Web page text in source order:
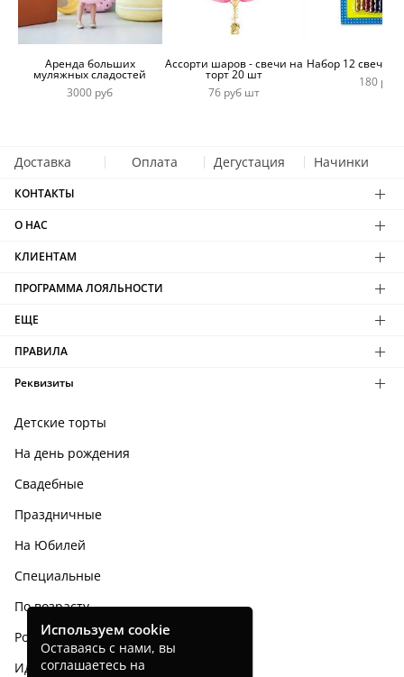
Аренда больших
муляжных сладостей
3000 руб
Ассорти шаров - свечи на
торт 20 шт
76 руб шт
Набор 12 свечей
180 руб
Доставка Оплата Дегустация Начинки
КОНТАКТЫ
О НАС
КЛИЕНТАМ
ПРОГРАММА ЛОЯЛЬНОСТИ
ЕЩЕ
ПРАВИЛА
Реквизиты
Детские торты
На день рождения
Свадебные
Праздничные
На Юбилей
Специальные
По возрасту
Родным и близким
Идеи тортов
Используем cookie
Оставаясь с нами, вы
соглашаетесь на